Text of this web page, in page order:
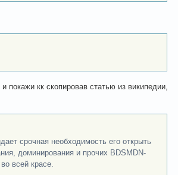
покажи кк скопировав статью из википедии,
срочная необходимость его открыть
доминирования и прочих BDSMDN-
всей красе.